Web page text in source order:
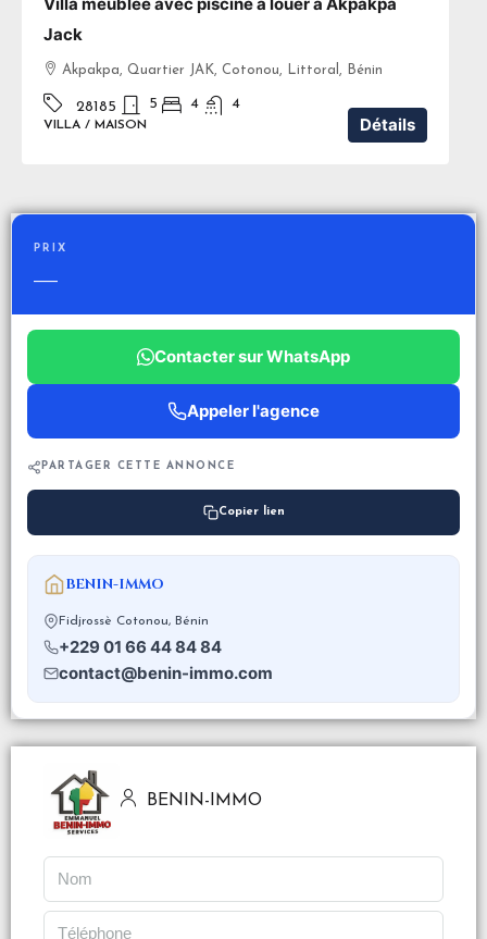
Villa meublée avec piscine à louer à Akpakpa
Jack
Akpakpa, Quartier JAK, Cotonou, Littoral, Bénin
28185 5 4 4
VILLA / MAISON Détails
PRIX
—
Contacter sur WhatsApp
Appeler l'agence
PARTAGER CETTE ANNONCE
Copier lien
BENIN-IMMO
Fidjrossè Cotonou, Bénin
+229 01 66 44 84 84
contact@benin-immo.com
BENIN-IMMO